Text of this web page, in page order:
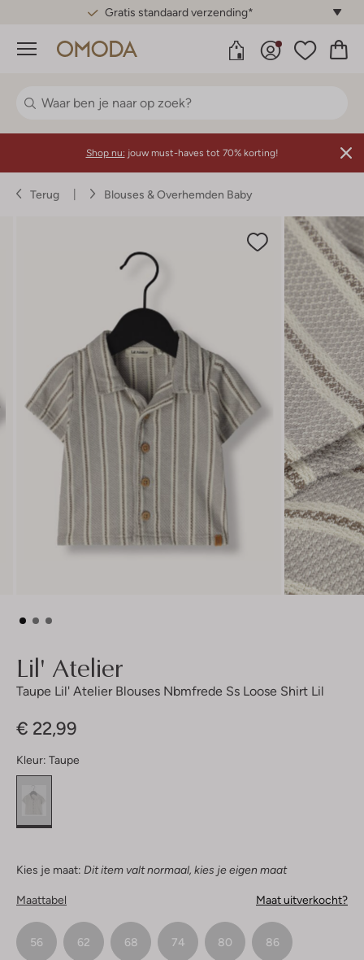
Gratis standaard verzending*
Menu
Shop nu: jouw must-haves tot 70% korting!
Terug Blouses & Overhemden Baby
Lil' Atelier
Taupe Lil' Atelier Blouses Nbmfrede Ss Loose Shirt Lil
€ 22,99
Kleur: Taupe
Kies je maat: Dit item valt normaal, kies je eigen maat
Maattabel Maat uitverkocht?
56 62 68 74 80 86